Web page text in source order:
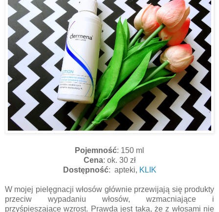
Pojemność: 150 ml
Cena: ok. 30 zł
Dostępność: apteki, KLIK
W mojej pielęgnacji włosów głównie przewijają się produkty
przeciw wypadaniu włosów, wzmacniające i
przyśpieszające wzrost. Prawda jest taka, że z włosami nie